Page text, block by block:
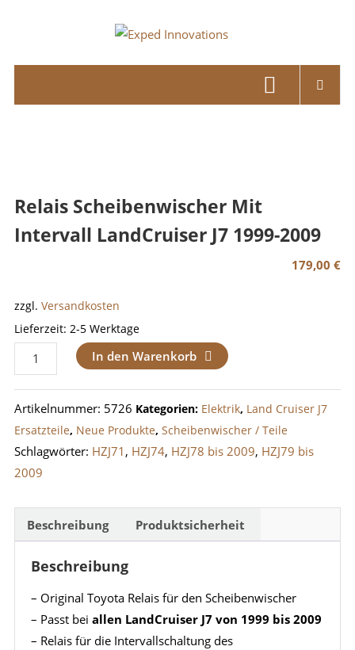
Exped
Relais Scheibenwischer Mit
Intervall LandCruiser J7 1999-2009
179,00€
zzgl. Versandkosten
Lieferzeit: 2-5 Werktage
Relais
Scheibenwischer
mit
Intervall
LandCruiser
J7
1999-
Menge
In den Warenkorb
Artikelnummer: 5726 Kategorien: Elektrik, Land Cruiser J7
Ersatzteile, Neue Produkte, Scheibenwischer / Teile
Schlagwörter: HZJ71 , HZJ74, HZJ78 bis 2009, HZJ79 bis
2009
Beschreibung Produktsicherheit
Beschreibung
– Original Toyota Relais für den Scheibenwischer
– Passt bei allen LandCruiser J7 von 1999 bis 2009
– Relais für die Intervallschaltung des